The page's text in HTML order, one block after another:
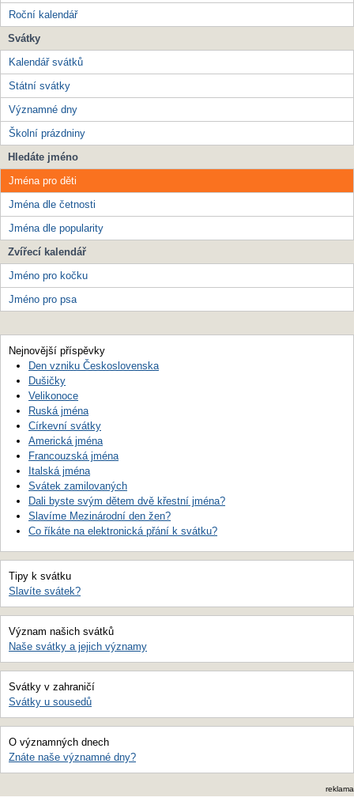
Roční kalendář
Svátky
Kalendář svátků
Státní svátky
Významné dny
Školní prázdniny
Hledáte jméno
Jména pro děti
Jména dle četnosti
Jména dle popularity
Zvířecí kalendář
Jméno pro kočku
Jméno pro psa
Nejnovější příspěvky
Den vzniku Československa
Dušičky
Velikonoce
Ruská jména
Církevní svátky
Americká jména
Francouzská jména
Italská jména
Svátek zamilovaných
Dali byste svým dětem dvě křestní jména?
Slavíme Mezinárodní den žen?
Co říkáte na elektronická přání k svátku?
Tipy k svátku
Slavíte svátek?
Význam našich svátků
Naše svátky a jejich významy
Svátky v zahraničí
Svátky u sousedů
O významných dnech
Znáte naše významné dny?
reklama